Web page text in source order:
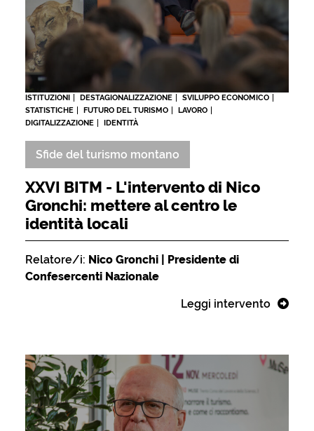
ISTITUZIONI DESTAGIONALIZZAZIONE
SVILUPPO ECONOMICO
STATISTICHE
FUTURO DEL TURISMO
LAVORO
DIGITALIZZAZIONE
IDENTITÀ
Sfide del turismo montano
XXVI BITM - L'intervento di Nico
Gronchi: mettere al centro le
identità locali
Relatore/i: Nico Gronchi | Presidente di
Confesercenti Nazionale
Leggi intervento